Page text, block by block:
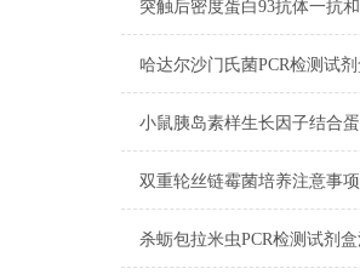
双重轮丝链霉菌培养​注意事项